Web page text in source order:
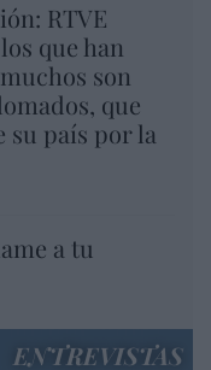
RTVE
que han
son
que
su país por la
a tu
ENTREVISTAS